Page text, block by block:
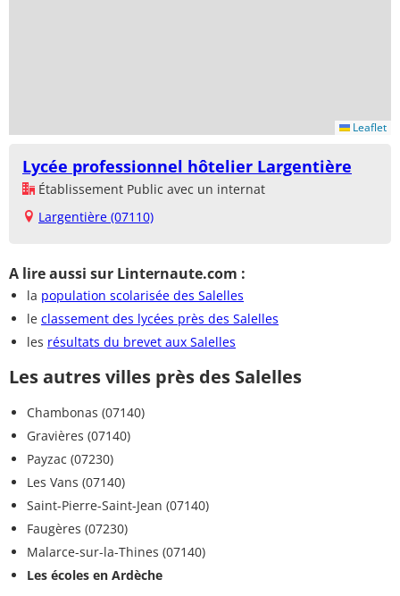
Leaflet
Lycée professionnel hôtelier Largentière
Établissement Public avec un internat
Largentière (07110)
A lire aussi sur Linternaute.com :
la population scolarisée des Salelles
le classement des lycées près des Salelles
les résultats du brevet aux Salelles
Les autres villes près des Salelles
Chambonas (07140)
Gravières (07140)
Payzac (07230)
Les Vans (07140)
Saint-Pierre-Saint-Jean (07140)
Faugères (07230)
Malarce-sur-la-Thines (07140)
Les écoles en Ardèche